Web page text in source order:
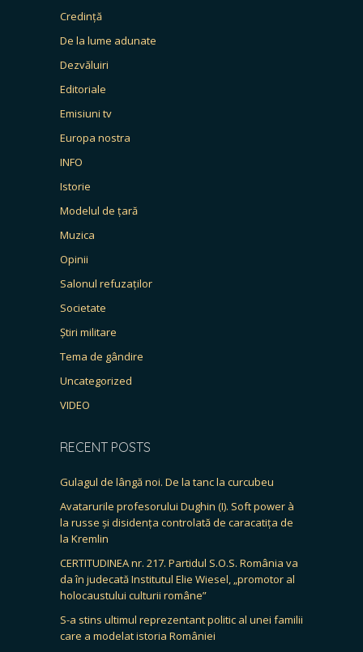
Credință
De la lume adunate
Dezvăluiri
Editoriale
Emisiuni tv
Europa nostra
INFO
Istorie
Modelul de țară
Muzica
Opinii
Salonul refuzaților
Societate
Știri militare
Tema de gândire
Uncategorized
VIDEO
RECENT POSTS
Gulagul de lângă noi. De la tanc la curcubeu
Avatarurile profesorului Dughin (I). Soft power à
la russe și disidența controlată de caracatița de
la Kremlin
CERTITUDINEA nr. 217. Partidul S.O.S. România va
da în judecată Institutul Elie Wiesel, „promotor al
holocaustului culturii române”
S-a stins ultimul reprezentant politic al unei familii
care a modelat istoria României